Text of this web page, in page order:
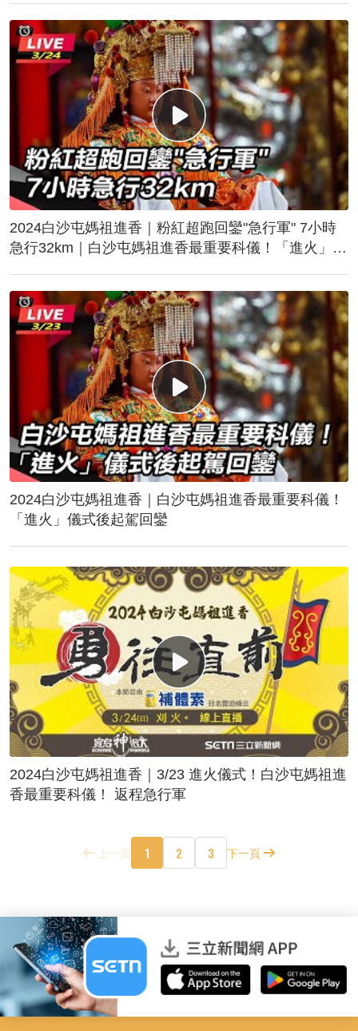
2024白沙屯媽祖進香｜粉紅超跑回鑾"急行軍" 7小時
急行32km｜白沙屯媽祖進香最重要科儀！「進火」儀
2024白沙屯媽祖進香｜白沙屯媽祖進香最重要科儀！
「進火」儀式後起駕回鑾
2024白沙屯媽祖進香｜3/23 進火儀式！白沙屯媽祖進
香最重要科儀！ 返程急行軍
上一頁 1 2 3 下一頁